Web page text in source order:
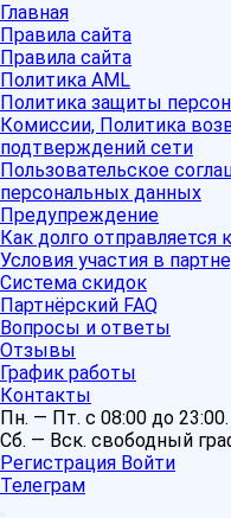
Главная
Правила сайта
Правила сайта
Политика AML
Политика защиты
Комиссии, Политика
подтверждений сети
Пользовательское
персональных данных
Предупреждение
Как долго
Условия участия в
Система скидок
Партнёрский FAQ
Вопросы и ответы
Отзывы
График работы
Контакты
Пн. — Пт. с 08:00 до 23:00.
Сб. — Вск. свободный
Регистрация Войти
Телеграм